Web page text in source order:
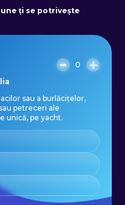
ocazia dvs.
Mangalia
pentru o
pe care dvs.
o uitați
ți se potrivește
0
sau a burlăcițelor,
petreceri ale
unică, pe yacht.